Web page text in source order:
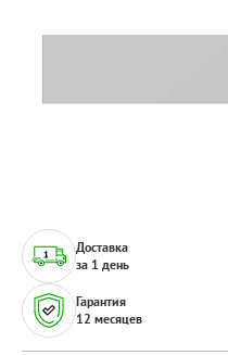
Доставка
за 1 день
Гарантия
12 месяцев